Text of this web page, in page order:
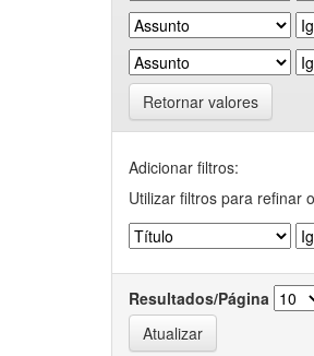
Retornar valores
Adicionar filtros:
Utilizar filtros para refinar
Resultados/Página